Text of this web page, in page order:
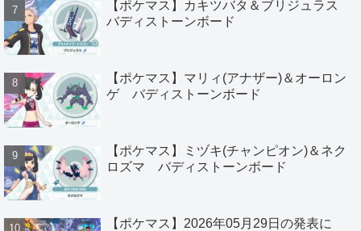
【ポケマス】カキツバタ＆ブリジュラス
バディストーンボード
【ポケマス】マリィ(アナザー)＆オーロン
ゲ バディストーンボード
【ポケマス】ミヅキ(チャンピオン)＆ネク
ロズマ バディストーンボード
【ポケマス】2026年05月29日の発表に